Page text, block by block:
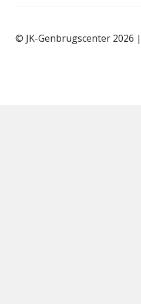
© JK-Genbrugscenter 2026